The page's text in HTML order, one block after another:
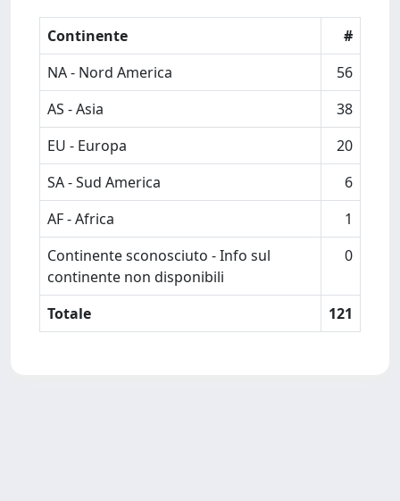
Continente
#
NA - Nord America
56
AS - Asia
38
EU - Europa
20
SA - Sud America
6
AF - Africa
1
Continente sconosciuto - Info sul
continente non disponibili
0
Totale 121